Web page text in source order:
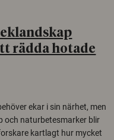
rädda hotade
ekar i sin närhet, men
och naturbetesmarker blir
kartlagt hur mycket